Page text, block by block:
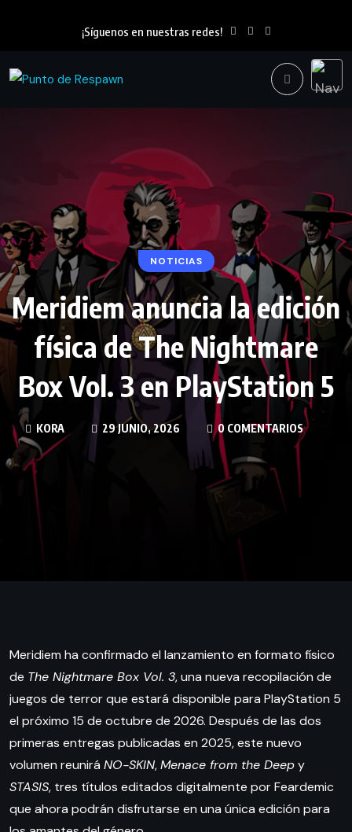
¡Síguenos en nuestras redes!
NOTICIAS
Meridiem anuncia la edición
física de The Nightmare
Box Vol. 3 en PlayStation 5
KORA 29 JUNIO, 2026 0 COMENTARIOS
Meridiem ha confirmado el lanzamiento en formato físico
de The Nightmare Box Vol. 3, una nueva recopilación de
juegos de terror que estará disponible para PlayStation 5
el próximo 15 de octubre de 2026. Después de las dos
primeras entregas publicadas en 2025, este nuevo
volumen reunirá NO-SKIN,Menace from the Deepy
STASIS, tres títulos editados digitalmente por Feardemic
que ahora podrán disfrutarse en una única edición para